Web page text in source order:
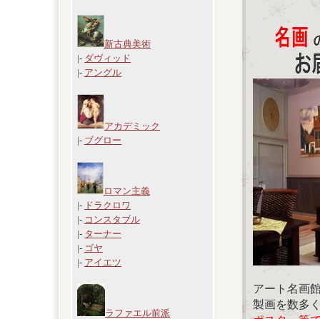
新古典美術
|- ダヴィッド
|- アングル
アカデミック
|- ブグロー
ロマン主義
|- ドラクロワ
|- コンスタブル
|- ターナー
|- ゴヤ
|- アイエツ
ラファエル前派
アート名画
製画を数多